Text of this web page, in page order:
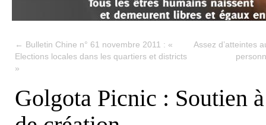
← Bulletin Chine n° 61 novembre 2011 : «
Elections locales dans les quartiers et districts
»
Assez d’atteintes
Golgota Picnic : Soutien